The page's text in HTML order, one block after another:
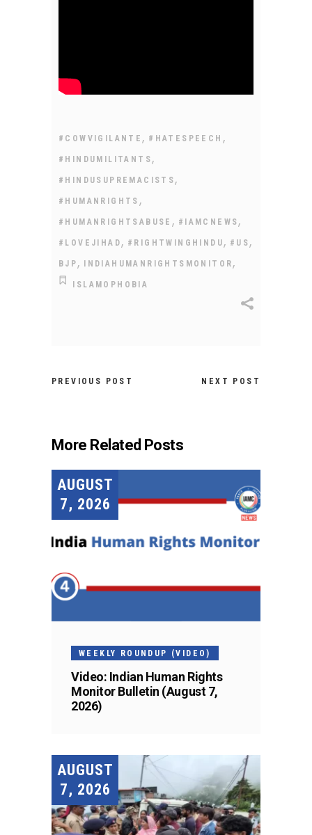
#COWVIGILANTE , #HATESPEECH ,
#HINDUMILITANTS ,
#HINDUSUPREMACISTS ,
#HUMANRIGHTS ,
#HUMANRIGHTSABUSE , #IAMCNEWS ,
#LOVEJIHAD , #RIGHTWINGHINDU , #US ,
BJP , INDIAHUMANRIGHTSMONITOR ,
ISLAMOPHOBIA
PREVIOUS POST NEXT POST
More Related Posts
AUGUST
7, 2026
WEEKLY ROUNDUP (VIDEO)
Video: Indian Human Rights
Monitor Bulletin (August 7,
2026)
AUGUST
7, 2026